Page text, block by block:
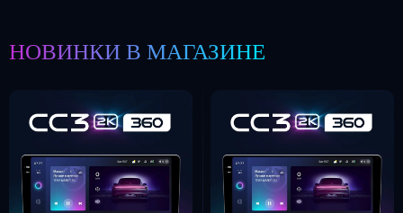
НОВИНКИ В МАГАЗИНЕ